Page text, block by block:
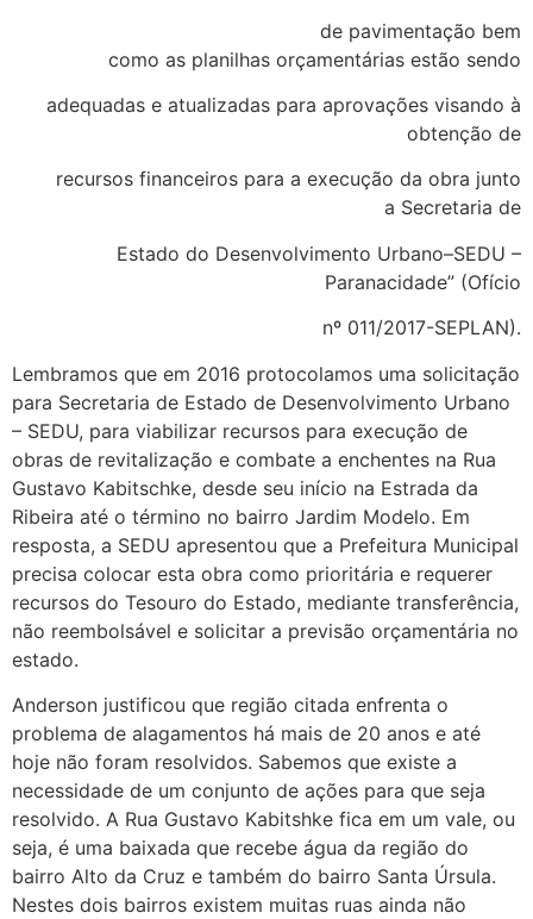
de pavimentação bem
como as planilhas orçamentárias estão sendo
adequadas e atualizadas para aprovações visando à
obtenção de
recursos financeiros para a execução da obra junto
a Secretaria de
Estado do Desenvolvimento Urbano–SEDU –
Paranacidade” (Ofício
nº 011/2017-SEPLAN).
Lembramos que em 2016 protocolamos uma solicitação
para Secretaria de Estado de Desenvolvimento Urbano
– SEDU, para viabilizar recursos para execução de
obras de revitalização e combate a enchentes na Rua
Gustavo Kabitschke, desde seu início na Estrada da
Ribeira até o término no bairro Jardim Modelo. Em
resposta, a SEDU apresentou que a Prefeitura Municipal
precisa colocar esta obra como prioritária e requerer
recursos do Tesouro do Estado, mediante transferência,
não reembolsável e solicitar a previsão orçamentária no
estado.
Anderson justificou que região citada enfrenta o
problema de alagamentos há mais de 20 anos e até
hoje não foram resolvidos. Sabemos que existe a
necessidade de um conjunto de ações para que seja
resolvido. A Rua Gustavo Kabitshke fica em um vale, ou
seja, é uma baixada que recebe água da região do
bairro Alto da Cruz e também do bairro Santa Úrsula.
Nestes dois bairros existem muitas ruas ainda não